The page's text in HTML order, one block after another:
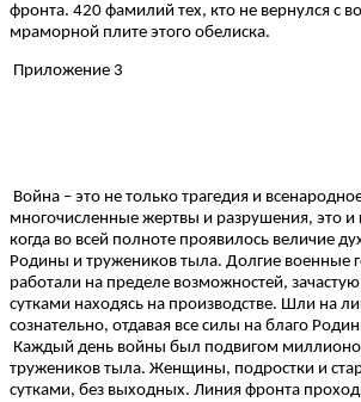
фронта. 420 фамилий тех, кто не вернулся с
мраморной плите этого обелиска.
Приложение 3
Война – это не только трагедия и
многочисленные жертвы и разрушения, это и
когда во всей полноте проявилось величие
Родины и тружеников тыла. Долгие военные
работали на пределе возможностей,
сутками находясь на производстве. Шли на
сознательно, отдавая все силы на благо
Каждый день войны был подвигом
тружеников тыла. Женщины, подростки и
сутками, без выходных. Линия фронта